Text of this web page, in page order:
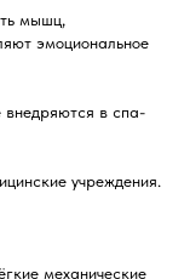
мышц,
эмоциональное
в спа-
учреждения.
механические